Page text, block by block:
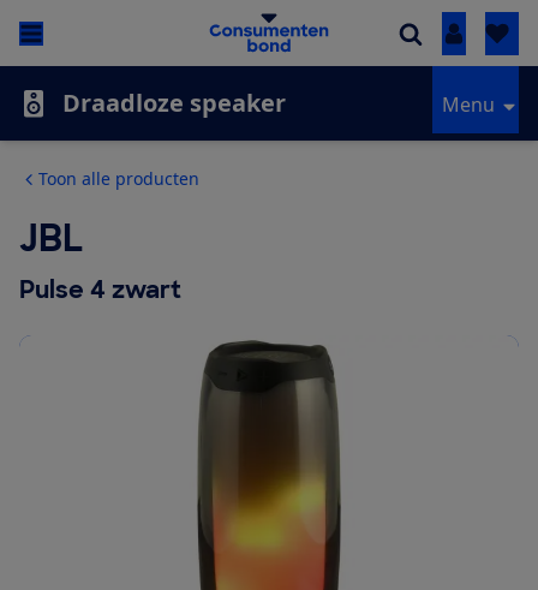
Inloggen
Draadloze speaker Menu
Toon alle producten
JBL
Pulse 4 zwart